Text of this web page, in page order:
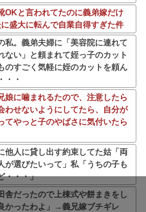
OKと言われてたのに義弟嫁だけ
盛大に転んで自業自得すぎた件
私。義弟夫婦に「美容院に連れて
ない」と頼まれて姪っ子のカット
のすごく気軽に姪のカットを頼ん
・・
娘に噛まれるたので、注意したら
わせないようにしてたら、自分が
てやっと子のやばさに気付いたら
他人に貸し出す約束してた姑「両
が選びたいって」私「うちの子も
・・・」
舎だったので上棟式や餅まきをし
かったわよ」→義兄嫁ブチギレ